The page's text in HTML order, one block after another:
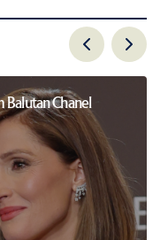
Balutan Chanel